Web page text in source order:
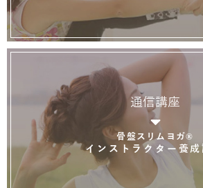
通信講座
骨盤スリムヨガ®
インストラクター養